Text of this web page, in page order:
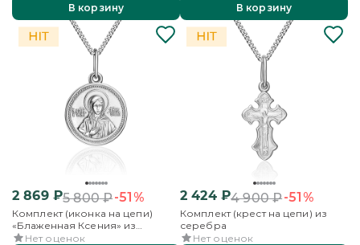
В корзину
В корзину
2 869₽5 800₽-51%
Комплект (иконка на цепи)
«Блаженная Ксения» из
серебра
Нет оценок
2 424₽4 900₽-51%
Комплект (крест на цепи) из
серебра
Нет оценок